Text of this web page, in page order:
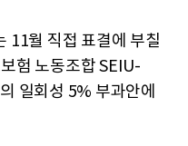
11월 직접 표결에 부칠
험 노동조합 SEIU-
일회성 5% 부과안에